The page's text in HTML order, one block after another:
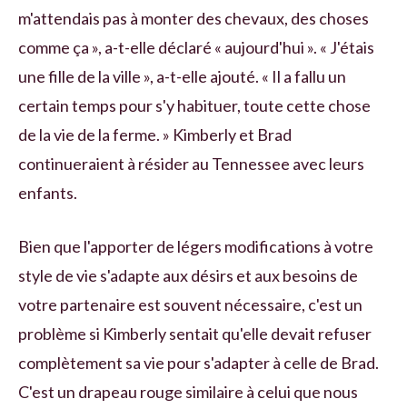
m'attendais pas à monter des chevaux, des choses
comme ça », a-t-elle déclaré « aujourd'hui ». « J'étais
une fille de la ville », a-t-elle ajouté. « Il a fallu un
certain temps pour s'y habituer, toute cette chose
de la vie de la ferme. » Kimberly et Brad
continueraient à résider au Tennessee avec leurs
enfants.
Bien que l'apporter de légers modifications à votre
style de vie s'adapte aux désirs et aux besoins de
votre partenaire est souvent nécessaire, c'est un
problème si Kimberly sentait qu'elle devait refuser
complètement sa vie pour s'adapter à celle de Brad.
C'est un drapeau rouge similaire à celui que nous